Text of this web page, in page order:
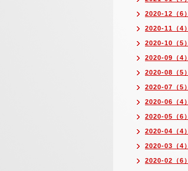
2020-12（6）
2020-11（4）
2020-10（5）
2020-09（4）
2020-08（5）
2020-07（5）
2020-06（4）
2020-05（6）
2020-04（4）
2020-03（4）
2020-02（6）